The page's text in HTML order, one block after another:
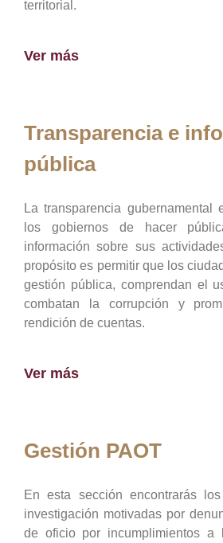
territorial.
Ver más
Transparencia e
pública
La transparencia gubernamental
los gobiernos de hacer
información sobre sus
propósito es permitir que los
gestión pública, comprendan el
combatan la corrupción y
rendición de cuentas.
Ver más
Gestión PAOT
En esta sección encontrarás
investigación motivadas por
de oficio por incumplimientos a